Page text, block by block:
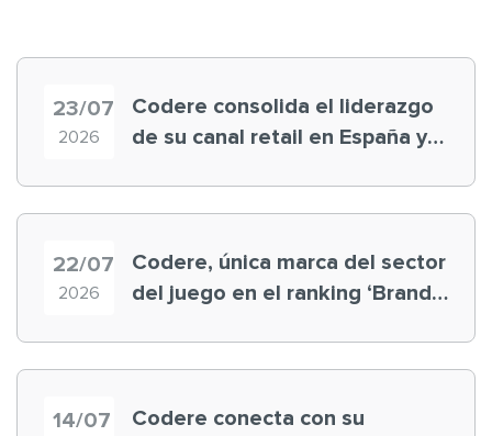
23/07
2026
Codere consolida el liderazgo
de su canal retail en España y
22/07
2026
Codere, única marca del sector
del juego en el ranking ‘Brand
14/07
Codere conecta con su